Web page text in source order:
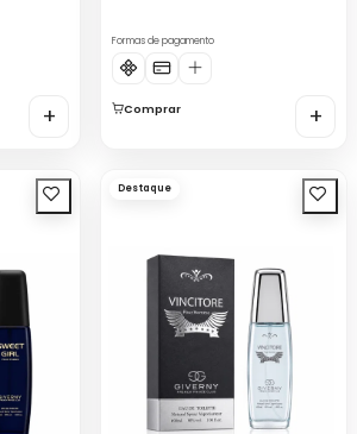
+
Formas de pagamento
Comprar +
Destaque